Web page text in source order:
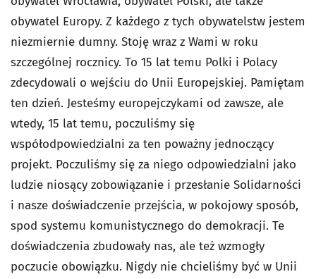
obywatel Europy. Z każdego z tych obywatelstw jestem
niezmiernie dumny. Stoję wraz z Wami w roku
szczególnej rocznicy. To 15 lat temu Polki i Polacy
zdecydowali o wejściu do Unii Europejskiej. Pamiętam
ten dzień. Jesteśmy europejczykami od zawsze, ale
wtedy, 15 lat temu, poczuliśmy się
współodpowiedzialni za ten poważny jednoczący
projekt. Poczuliśmy się za niego odpowiedzialni jako
ludzie niosący zobowiązanie i przesłanie Solidarności
i nasze doświadczenie przejścia, w pokojowy sposób,
spod systemu komunistycznego do demokracji. Te
doświadczenia zbudowały nas, ale też wzmogły
poczucie obowiązku. Nigdy nie chcieliśmy być w Unii